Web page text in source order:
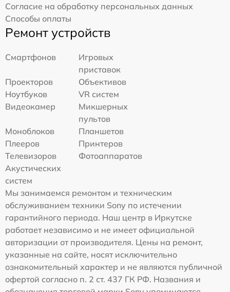
Согласие на обработку персональных данных
Способы оплаты
Ремонт устройств
Смартфонов
Игровых
приставок
Проекторов
Объективов
Ноутбуков
VR систем
Видеокамер
Микшерных
пультов
Моноблоков
Планшетов
Плееров
Принтеров
Телевизоров
Фотоаппаратов
Акустических
систем
Мы занимаемся ремонтом и техническим
обслуживанием техники Sony по истечении
гарантийного периода. Наш центр в Иркутске
работает независимо и не имеет официальной
авторизации от производителя. Цены на ремонт,
указанные на сайте, носят исключительно
ознакомительный характер и не являются публичной
офертой согласно п. 2 ст. 437 ГК РФ. Названия и